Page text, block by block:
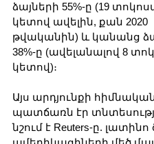
ձայների 55%-ը (19
կետով ավելին, քան 2020
թվականին) և կանանց
38%-ը (ավելանալով 8
կետով)։
Այս արդյունքի
պատճառն էր
նշում է Reuters-ը.